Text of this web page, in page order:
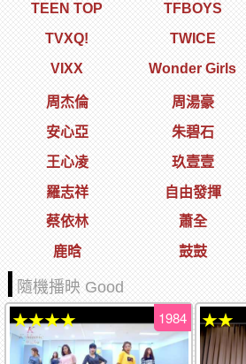
TEEN TOP
TFBOYS
TVXQ!
TWICE
VIXX
Wonder Girls
周杰倫
周湯豪
安心亞
朱碧石
王心凌
玖壹壹
羅志祥
自由發揮
蔡依林
蕭全
鹿晗
鼓鼓
隨機播映 Good
1984
★★★★ ★★